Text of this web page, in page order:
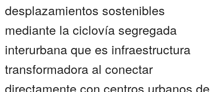
desplazamientos sostenibles
mediante la ciclovía segregada
interurbana que es infraestructura
transformadora al conectar
directamente con centros urbanos de